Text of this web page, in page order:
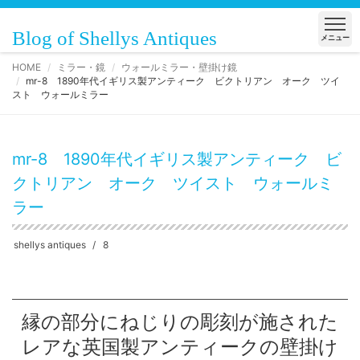
Blog of Shellys Antiques メニュー
HOME ミラー・鏡
ウォールミラー・壁掛け鏡
mr-8 1890年代イギリス製アンティーク ビクトリアン オーク ツイ
スト ウォールミラー
mr-8 1890年代イギリス製アンティーク ビ
クトリアン オーク ツイスト ウォールミ
ラー
shellys antiques 8
縁の部分にねじりの彫刻が施された
レアな英国製アンティークの壁掛け